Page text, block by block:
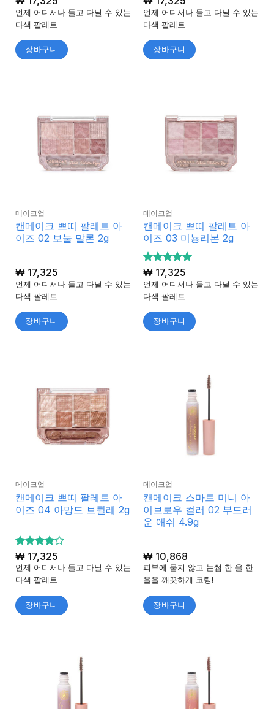
언제 어디서나 들고 다닐 수 있는
다색 팔레트
장바구니
언제 어디서나 들고 다닐 수 있는
다색 팔레트
장바구니
메이크업
캔메이크 쁘띠 팔레트 아
이즈 02 보눌 말론 2g
₩17,325
언제 어디서나 들고 다닐 수 있는
다색 팔레트
장바구니
메이크업
캔메이크 쁘띠 팔레트 아
이즈 03 미뇽리본 2g
5 중에서
5로 평가
됨
₩17,325
언제 어디서나 들고 다닐 수 있는
다색 팔레트
장바구니
메이크업
캔메이크 쁘띠 팔레트 아
이즈 04 아망드 브륄레 2g
5 중에서
4로 평
가됨
₩17,325
언제 어디서나 들고 다닐 수 있는
다색 팔레트
장바구니
메이크업
캔메이크 스마트 미니 아
이브로우 컬러 02 부드러
운 애쉬 4.9g
₩10,868
피부에 묻지 않고 눈썹 한 올 한
올을 깨끗하게 코팅!
장바구니